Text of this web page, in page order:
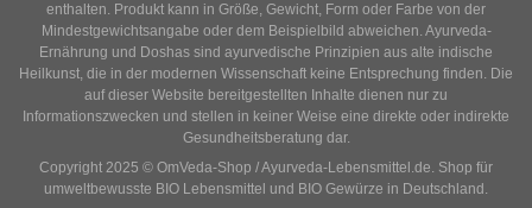
enthalten. Produkt kann in Größe, Gewicht, Form oder Farbe von der
Mindestgewichtsangabe oder dem Beispielbild abweichen. Ayurveda-
Ernährung und Doshas sind ayurvedische Prinzipien aus alte indische
Heilkunst, die in der modernen Wissenschaft keine Entsprechung finden. Die
auf dieser Website bereitgestellten Inhalte dienen nur zu
Informationszwecken und stellen in keiner Weise eine direkte oder indirekte
Gesundheitsberatung dar.
Copyright 2025 © OmVeda-Shop / Ayurveda-Lebensmittel.de. Shop für
umweltbewusste BIO Lebensmittel und BIO Gewürze in Deutschland.